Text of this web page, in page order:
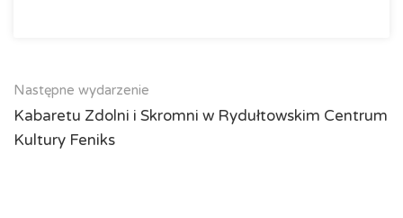
Następne wydarzenie
Kabaretu Zdolni i Skromni w Rydułtowskim Centrum
Kultury Feniks